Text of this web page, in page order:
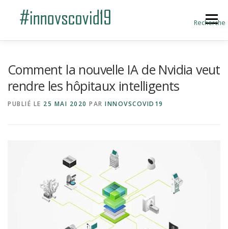
Recherche
Menu
Comment la nouvelle IA de Nvidia veut
rendre les hôpitaux intelligents
PUBLIÉ LE 25 MAI 2020 PAR INNOVSCOVID19